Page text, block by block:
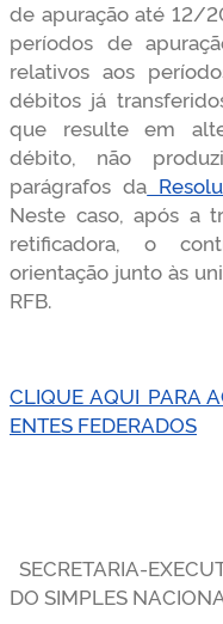
de apuração até 12/
períodos de
relativos aos
débitos já
que resulte em
débito, não
parágrafos da
Neste caso, após a
retificadora, o
orientação junto às
RFB.
CLIQUE AQUI PARA
ENTES FEDERADOS
SECRETARIA-
DO SIMPLES